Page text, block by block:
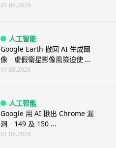
01.08.2026
人工智能
Google Earth 撤回 AI 生成圖
像 虛假衛星影像風險迫使 ...
01.08.2026
人工智能
Google 用 AI 揪出 Chrome 漏
洞 149 及 150 ...
01.08.2026